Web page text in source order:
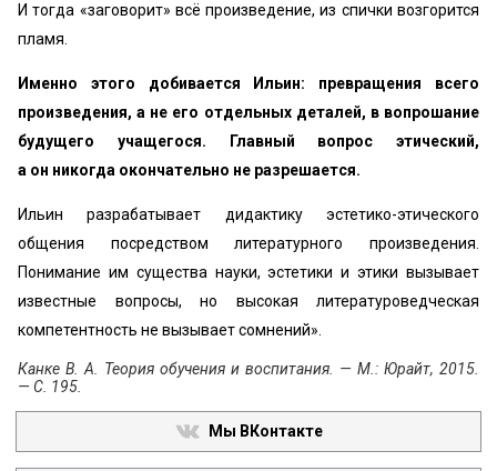
И тогда «заговорит» всё произведение, из спички возгорится
пламя.
Именно этого добивается Ильин: превращения всего
произведения, а не его отдельных деталей, в вопрошание
будущего учащегося. Главный вопрос этический,
а он никогда окончательно не разрешается.
Ильин разрабатывает дидактику эстетико-этического
общения посредством литературного произведения.
Понимание им существа науки, эстетики и этики вызывает
известные вопросы, но высокая литературоведческая
компетентность не вызывает сомнений».
Канке В. А. Теория обучения и воспитания. — М.: Юрайт, 2015.
— С. 195.
Мы ВКонтакте